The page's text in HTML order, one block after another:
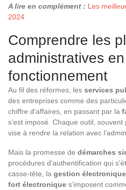
A lire en complément : Les
2024
Comprendre les
administratives
fonctionnement
Au fil des réformes, les services
des entreprises comme des
chiffre d’affaires, en passant par la
s’est imposé. Chaque outil,
vise à rendre la relation avec
Mais la promesse de démarches
procédures d’authentification qui
casse-tête, la gestion
fort électronique s’imposent